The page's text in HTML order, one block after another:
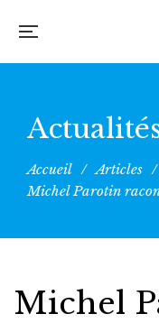
Accueil / Articles /
Michel Parotin
Michel